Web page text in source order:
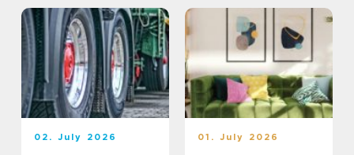
02. July 2026 01. July 2026